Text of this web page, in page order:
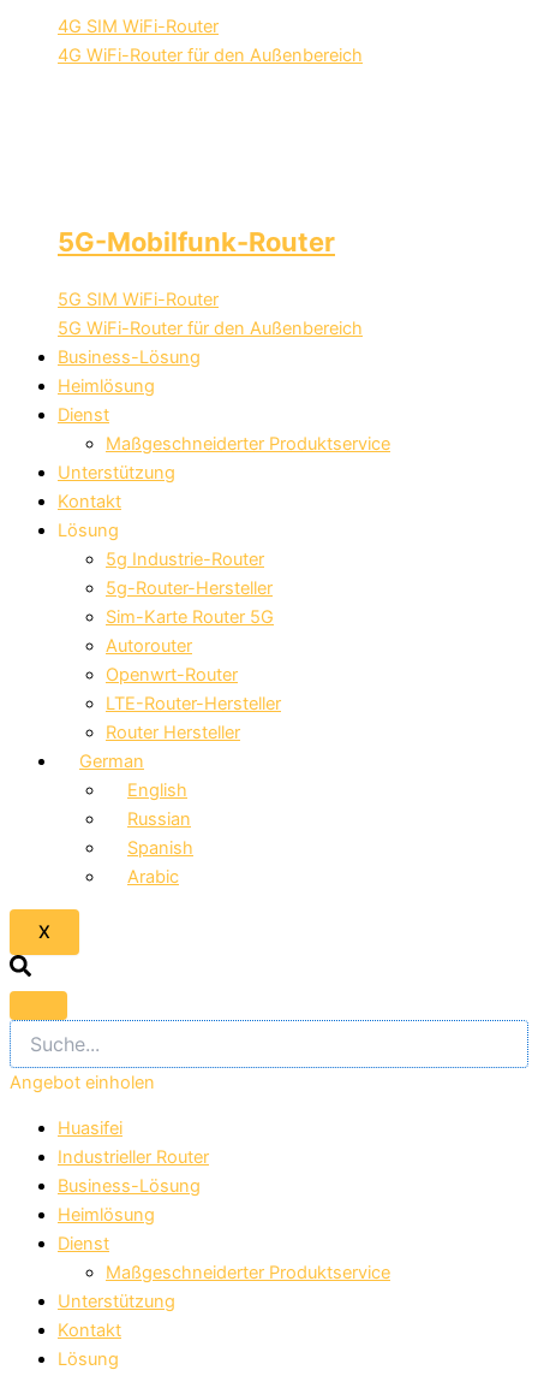
4G SIM WiFi-Router
4G WiFi-Router für den Außenbereich
5G-Mobilfunk-Router
5G SIM WiFi-Router
5G WiFi-Router für den Außenbereich
Business-Lösung
Heimlösung
Dienst
Maßgeschneiderter Produktservice
Unterstützung
Kontakt
Lösung
5g Industrie-Router
5g-Router-Hersteller
Sim-Karte Router 5G
Autorouter
Openwrt-Router
LTE-Router-Hersteller
Router Hersteller
German
English
Russian
Spanish
Arabic
X
Angebot einholen
Huasifei
Industrieller Router
Business-Lösung
Heimlösung
Dienst
Maßgeschneiderter Produktservice
Unterstützung
Kontakt
Lösung